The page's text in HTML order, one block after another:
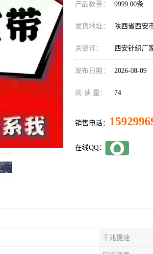
产品数量： 9999.00条
发货地址： 陕西省西安
关键词： 西安针织厂
发布日期： 2026-08-09
阅 读 量： 74
销售电话：
在线QQ：
千兆提速